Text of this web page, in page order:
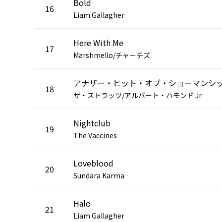
16
Liam Gallagher
17 Here With Me
Marshmello/チャーチズ
18 アナザー・ヒット・オブ・ショーマンシ
ザ・ストラッツ/アルバート・ハモンド Jr.
19 Nightclub
The Vaccines
20 Loveblood
Sundara Karma
21 Halo
Liam Gallagher